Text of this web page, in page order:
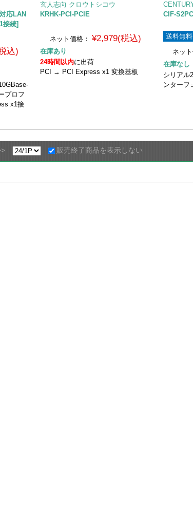
応LAN
接続]
込)
プロフ
x1接
玄人志向 クロウトシコウ
KRHK-PCI-PCIE
ネット価格： ¥2,979(税込)
在庫あり
24時間以内に出荷
PCI → PCI Express x1 変換基板
CIF-
送料無料
ネット
在庫なし
シリアル
ンターフ
販売終了商品を表示しない